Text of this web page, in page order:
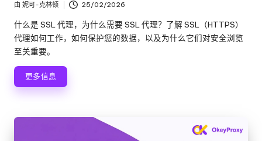
发
布
者
由 妮可-克林顿 25/02/2026
什么是 SSL 代理，为什么需要 SSL 代理？了解 SSL（HTTPS）
代理如何工作，如何保护您的数据，以及为什么它们对安全浏览
至关重要。
更多信息